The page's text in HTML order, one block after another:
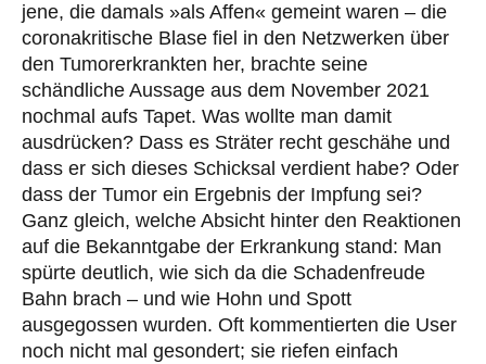
jene, die damals »als Affen« gemeint waren – die
coronakritische Blase fiel in den Netzwerken über
den Tumorerkrankten her, brachte seine
schändliche Aussage aus dem November 2021
nochmal aufs Tapet. Was wollte man damit
ausdrücken? Dass es Sträter recht geschähe und
dass er sich dieses Schicksal verdient habe? Oder
dass der Tumor ein Ergebnis der Impfung sei?
Ganz gleich, welche Absicht hinter den Reaktionen
auf die Bekanntgabe der Erkrankung stand: Man
spürte deutlich, wie sich da die Schadenfreude
Bahn brach – und wie Hohn und Spott
ausgegossen wurden. Oft kommentierten die User
noch nicht mal gesondert; sie riefen einfach